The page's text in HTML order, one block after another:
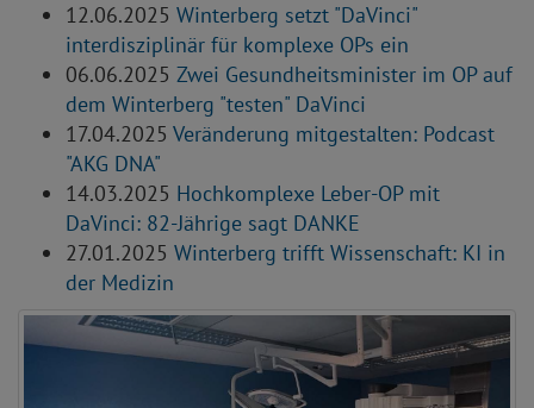
12.06.2025 Winterberg setzt "DaVinci"
interdisziplinär für komplexe OPs ein
06.06.2025 Zwei Gesundheitsminister im OP auf
dem Winterberg "testen" DaVinci
17.04.2025 Veränderung mitgestalten: Podcast
"AKG DNA"
14.03.2025 Hochkomplexe Leber-OP mit
DaVinci: 82-Jährige sagt DANKE
27.01.2025 Winterberg trifft Wissenschaft: KI in
der Medizin